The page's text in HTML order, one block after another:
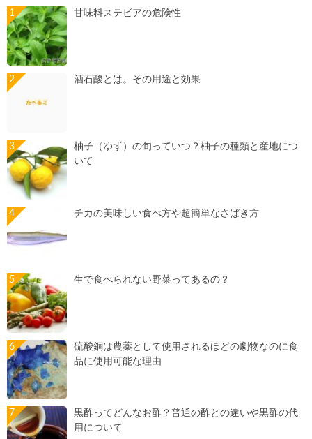
甘味料ステビアの危険性
酒石酸とは。その用途と効果
柚子（ゆず）の旬っていつ？柚子の種類と産地につ
いて
チカの美味しい食べ方や超簡単なさばき方
生で食べられない野菜ってあるの？
硫酸銅は農薬として使用されるほどの劇物なのに食
品に使用可能な理由
黒酢ってどんなお酢？普通の酢との違いや黒酢の代
用について